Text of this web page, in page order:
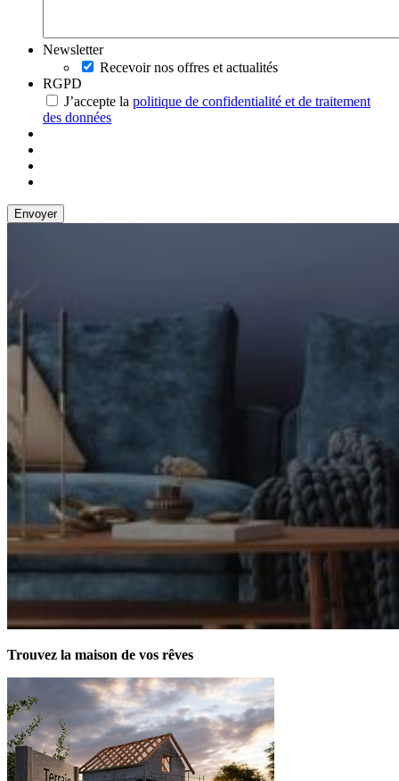
Newsletter
Recevoir nos offres et actualités
RGPD
J’accepte la politique de confidentialité et de traitement
des données
Trouvez la maison de vos rêves